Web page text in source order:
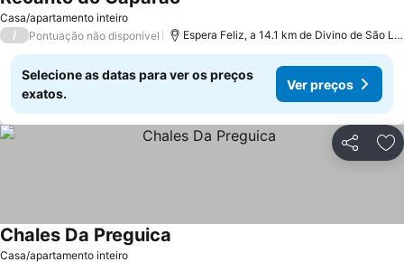
Casa/apartamento inteiro
/ Pontuação não disponível Espera Feliz, a 14.1 km de Divino de São
Selecione as datas para ver os preços
exatos.
Ver preços
Partilhar
Casa/apartamento inteiro
Chales Da Preguica